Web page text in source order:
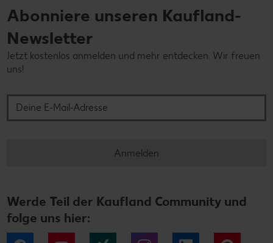
Abonniere unseren Kaufland-
Newsletter
Jetzt kostenlos anmelden und mehr entdecken. Wir freuen
uns!
Anmelden
Werde Teil der Kaufland Community und
folge uns hier: